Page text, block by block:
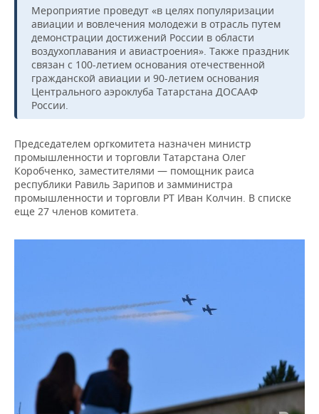
ОТКРЫТАЯ ЛЕКЦИЯ
БАСКЕТБОЛ
ВОЛЕЙБОЛ
КИБЕРСПОРТ
ФИГУРНОЕ КАТАНИЕ
ВОДНЫЕ ВИДЫ СПОРТА
ХОККЕЙ С МЯЧОМ
ИНФРАСТРУКТУРА
ИСТОРИЯ
КУЛЬТУРА
МЕДИЦИНА
ОБРАЗОВАНИЕ
ПРОИСШЕСТВИЯ
СПРАВОЧНИК
СПИСОК ПЕРСОН
СПИСОК КОМПАНИЙ
ПОЛНАЯ ВЕРСИЯ
Мероприятие проведут «в целях популяризации
авиации и вовлечения молодежи в отрасль путем
демонстрации достижений России в области
воздухоплавания и авиастроения». Также праздник
связан с 100-летием основания отечественной
гражданской авиации и 90-летием основания
Центрального аэроклуба Татарстана ДОСААФ
России.
Председателем оргкомитета назначен министр
промышленности и торговли Татарстана Олег
Коробченко, заместителями — помощник раиса
республики Равиль Зарипов и замминистра
промышленности и торговли РТ Иван Колчин. В списке
еще 27 членов комитета.